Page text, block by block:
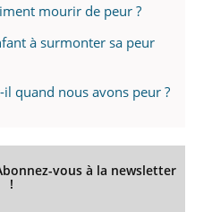
mourir de peur ?
à surmonter sa peur
il quand nous avons peur ?
vous à la newsletter
!